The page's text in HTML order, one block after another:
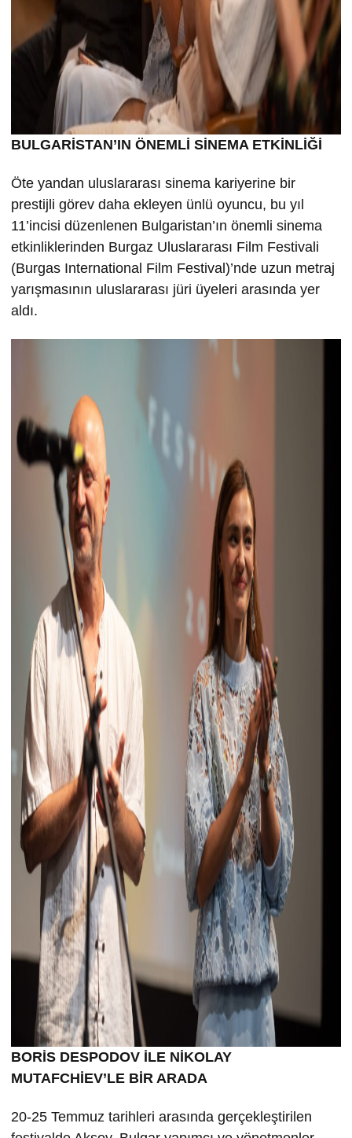
BULGARİSTAN’IN ÖNEMLİ SİNEMA ETKİNLİĞİ
Öte yandan uluslararası sinema kariyerine bir
prestijli görev daha ekleyen ünlü oyuncu, bu yıl
11’incisi düzenlenen Bulgaristan’ın önemli sinema
etkinliklerinden Burgaz Uluslararası Film Festivali
(Burgas International Film Festival)’nde uzun metraj
yarışmasının uluslararası jüri üyeleri arasında yer
aldı.
BORİS DESPODOV İLE NİKOLAY
MUTAFCHİEV’LE BİR ARADA
20-25 Temmuz tarihleri arasında gerçekleştirilen